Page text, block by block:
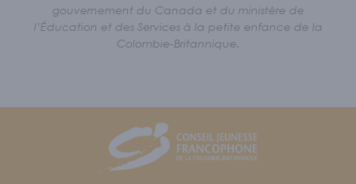
gouvernement du Canada et du ministère de
l’Éducation et des Services à la petite enfance de la
Colombie-Britannique.
CJFCB